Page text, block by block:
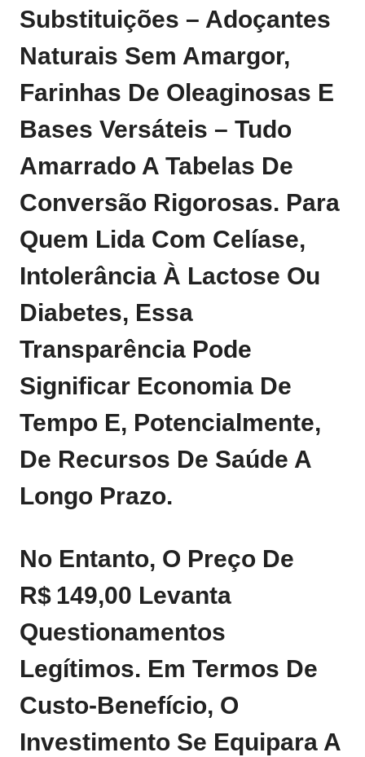
Substituições – Adoçantes
Naturais Sem Amargor,
Farinhas De Oleaginosas E
Bases Versáteis – Tudo
Amarrado A Tabelas De
Conversão Rigorosas. Para
Quem Lida Com Celíase,
Intolerância À Lactose Ou
Diabetes, Essa
Transparência Pode
Significar Economia De
Tempo E, Potencialmente,
De Recursos De Saúde A
Longo Prazo.
No Entanto, O Preço De
R$ 149,00 Levanta
Questionamentos
Legítimos. Em Termos De
Custo‑benefício, O
Investimento Se Equipara A